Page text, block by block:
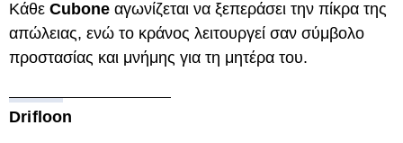
Κάθε Cubone αγωνίζεται να ξεπεράσει την πίκρα της
απώλειας, ενώ το κράνος λειτουργεί σαν σύμβολο
προστασίας και μνήμης για τη μητέρα του.
Drifloon